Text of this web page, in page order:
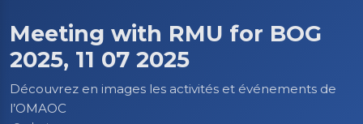
Meeting with RMU for BOG
2025, 11 07 2025
Découvrez en images les activités et événements de
l’OMAOC